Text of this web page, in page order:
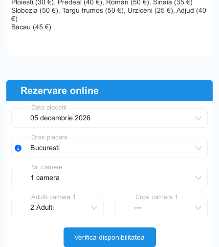
Ploiesti (30 €), Predeal (40 €), Roman (50 €), Sinaia (35 €)
Slobozia (50 €), Targu frumos (50 €), Urziceni (25 €), Adjud (40
€)
Bacau (45 €)
Rezervare online
Data plecarii
Oras plecare
Nr. camere
Adulti camera 1 Copii camera 1
Verifica disponibilitatea